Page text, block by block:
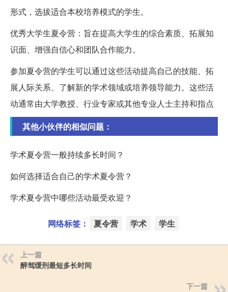
形式，选拔适合本校培养模式的学生。
优秀大学生夏令营：旨在提高大学生的综合素质、拓展知
识面、增强自信心和团队合作能力。
参加夏令营的学生可以通过这些活动提高自己的技能、拓
展人际关系、了解新的学术领域或培养领导能力。这些活
动通常由大学教授、行业专家或其他专业人士主持和指点
其他小伙伴的相似问题：
学术夏令营一般持续多长时间？
如何选择适合自己的学术夏令营？
学术夏令营中哪些活动最受欢迎？
网络标签： 夏令营 学术 学生
上一篇
醉驾缓刑最短多长时间
下一篇